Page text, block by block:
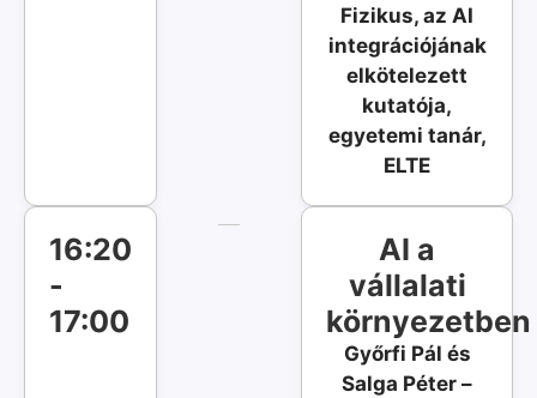
Fizikus, az AI
integrációjának
elkötelezett
kutatója,
egyetemi tanár,
ELTE
16:20
-
17:00
Győrfi Pál és
Salga Péter –
AI a
vállalati
környezetben